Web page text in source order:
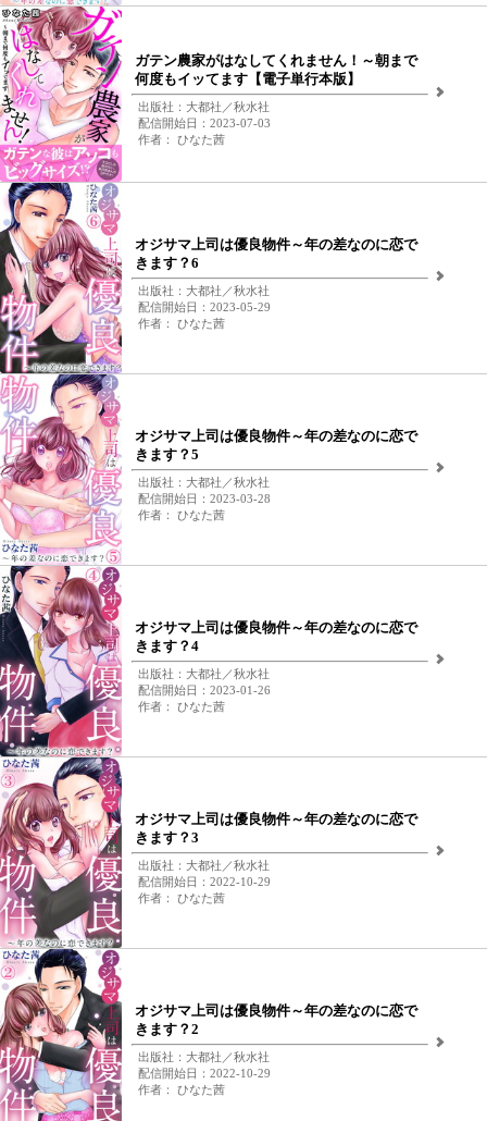
ガテン農家がはなしてくれません！～朝まで
何度もイッてます【電子単行本版】
出版社：大都社／秋水社
配信開始日：2023-07-03
作者： ひなた茜
オジサマ上司は優良物件～年の差なのに恋で
きます？6
出版社：大都社／秋水社
配信開始日：2023-05-29
作者： ひなた茜
オジサマ上司は優良物件～年の差なのに恋で
きます？5
出版社：大都社／秋水社
配信開始日：2023-03-28
作者： ひなた茜
オジサマ上司は優良物件～年の差なのに恋で
きます？4
出版社：大都社／秋水社
配信開始日：2023-01-26
作者： ひなた茜
オジサマ上司は優良物件～年の差なのに恋で
きます？3
出版社：大都社／秋水社
配信開始日：2022-10-29
作者： ひなた茜
オジサマ上司は優良物件～年の差なのに恋で
きます？2
出版社：大都社／秋水社
配信開始日：2022-10-29
作者： ひなた茜